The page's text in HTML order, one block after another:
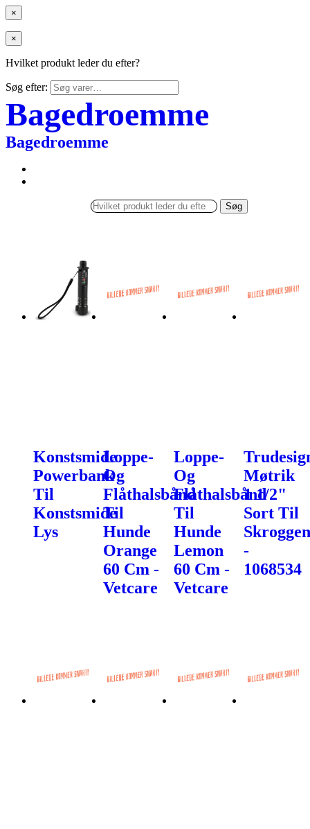
×
×
Hvilket produkt leder du efter?
Søg efter:
Bagedroemme
Bagedroemme
Søg
Konstsmide
Powerbank
Til
Konstsmide
Lys
Loppe-
Og
Flåthalsbånd
Til
Hunde
Orange
60 Cm -
Vetcare
Loppe-
Og
Flåthalsbånd
Til
Hunde
Lemon
60 Cm -
Vetcare
Møtrik
1 1/2"
Sort Til
-
1068534